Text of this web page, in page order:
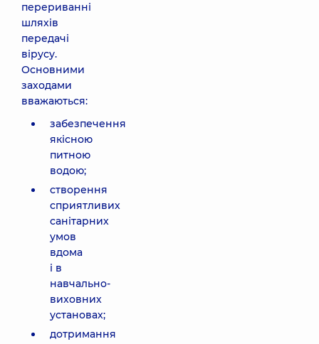
перериванні
шляхів
передачі
вірусу.
Основними
заходами
вважаються:
забезпечення
якісною
питною
водою;
створення
сприятливих
санітарних
умов
вдома
і в
навчально-
виховних
установах;
дотримання